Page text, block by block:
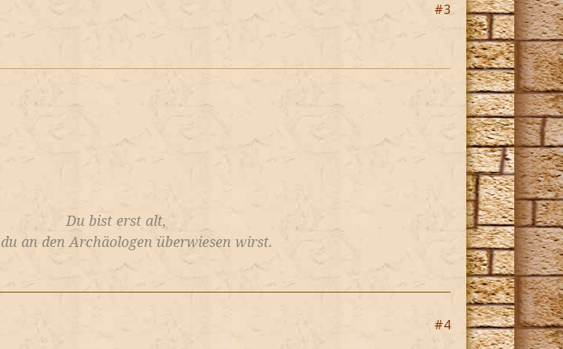
#3
Du bist erst alt,
an den Archäologen überwiesen wirst.
#4